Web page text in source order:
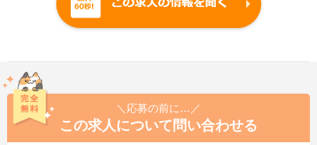
＼応募の前に…／
この求人について問い合わせる